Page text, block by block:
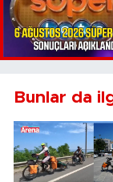
Bunlar da